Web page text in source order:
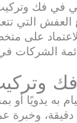
في فك
العفش التي
على
الشركات في
يدويًا أو
دقيقة،